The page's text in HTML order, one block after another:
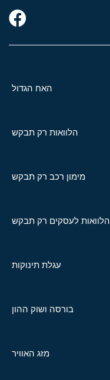
האח הגדול
הלוואות רק תבקש
מימון רכב רק תבקש
הלוואות לעסקים רק תבקש
עגלת תינוקות
בורסה ושוק ההון
מזג האוויר